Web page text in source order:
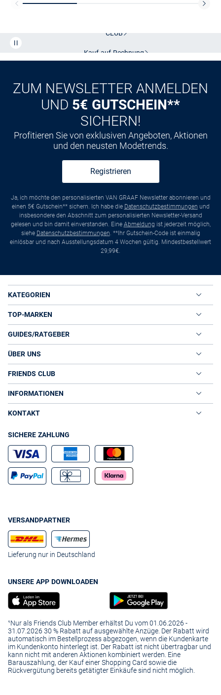
CLUB
Kauf auf Rechnung
ZUM NEWSLETTER ANMELDEN
UND 5€ GUTSCHEIN**
SICHERN!
Profitieren Sie von exklusiven Angeboten, Aktionen
und den neusten Modetrends.
Registrieren
Ja, ich möchte den personalisierten VAN GRAAF Newsletter abonnieren und
einen 5€ Gutschein** sichern. Ich habe die Datenschutzbestimmungen und
insbesondere den Abschnitt zum personalisierten Newsletter-Versand
gelesen und bin damit einverstanden. Eine Abmeldung ist jederzeit möglich,
siehe Datenschutzbestimmungen . **Ihr Gutschein-Code ist einmalig
einlösbar und nach Ausstellungsdatum 4 Wochen gültig. Mindestbestellwert
29,99€.
KATEGORIEN
TOP-MARKEN
GUIDES/RATGEBER
ÜBER UNS
FRIENDS CLUB
INFORMATIONEN
KONTAKT
SICHERE ZAHLUNG
VERSANDPARTNER
Lieferung nur in Deutschland
UNSERE APP DOWNLOADEN
¹Nur als Friends Club Member erhältst Du vom 01.06.2026 -
31.07.2026 30 % Rabatt auf ausgewählte Anzüge. Der Rabatt wird
automatisch im Bestellprozess abgezogen, wenn die Kundenkarte
im Kundenkonto hinterlegt ist. Der Rabatt ist nicht übertragbar und
kann nicht mit anderen Aktionen kombiniert werden. Eine
Barauszahlung, der Kauf einer Shopping Card sowie die
Rückvergütung bereits getätigter Einkäufe sind nicht möglich.